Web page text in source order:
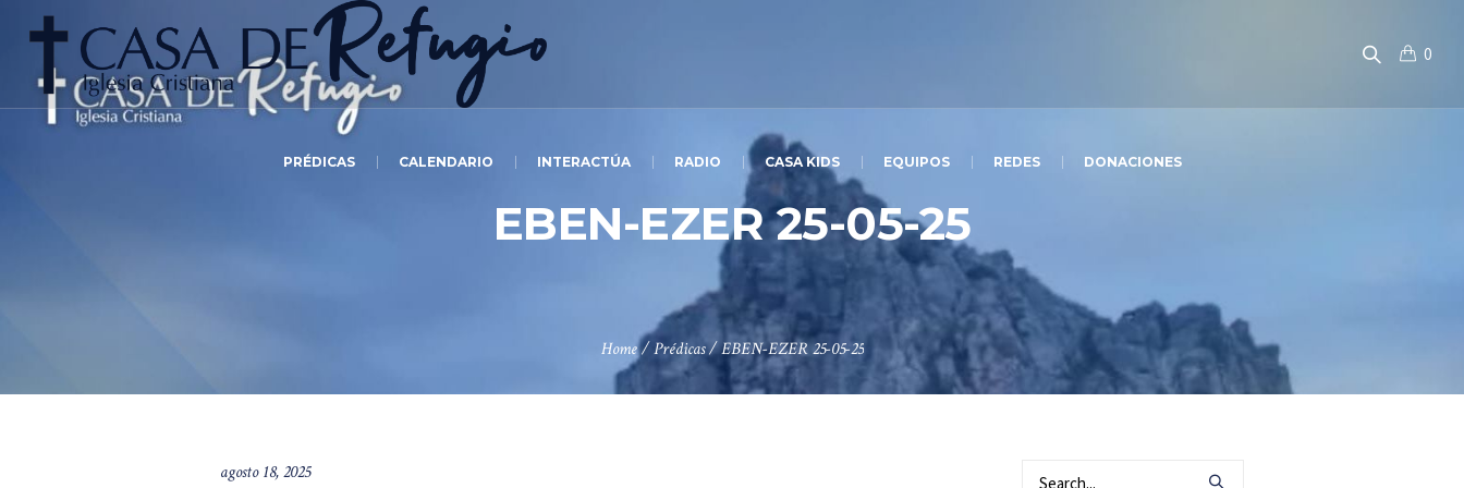
0
PRÉDICAS CALENDARIO INTERACTÚA RADIO CASA KIDS EQUIPOS REDES DONACIONES
EBEN-EZER 25-05-25
Home /Prédicas/EBEN-EZER 25-05-25
agosto 18, 2025